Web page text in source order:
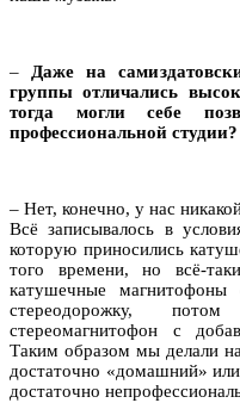
– Даже на
группы отличались
тогда могли себе
профессиональной студии?
– Нет, конечно, у нас
Всё записывалось в
которую приносились
того времени, но всё-
катушечные
стереодорожку,
стереомагнитофон с
Таким образом мы делали
достаточно «домашний»
достаточно